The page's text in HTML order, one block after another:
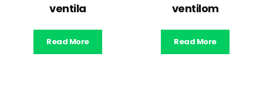
ventila
Read More
ventilom
Read More